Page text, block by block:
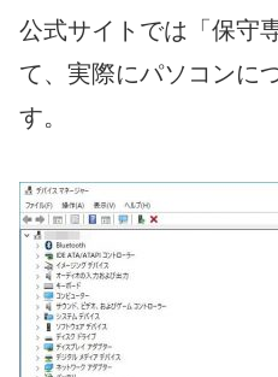
公式サイトでは「保守
て、実際にパソコンに
す。